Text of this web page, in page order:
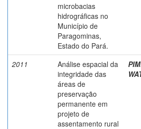
microbacias
hidrográficas no
Município de
Paragominas,
Estado do Pará.
2011
Análise espacial da
integridade das
áreas de
preservação
permanente em
projeto de
assentamento rural